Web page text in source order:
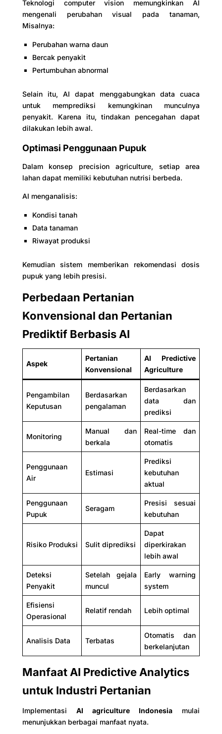
Teknologi computer vision memungkinkan AI
mengenali perubahan visual pada tanaman,
Misalnya:
Perubahan warna daun
Bercak penyakit
Pertumbuhan abnormal
Selain itu, AI dapat menggabungkan data cuaca
untuk memprediksi kemungkinan munculnya
penyakit. Karena itu, tindakan pencegahan dapat
dilakukan lebih awal.
Optimasi Penggunaan Pupuk
Dalam konsep precision agriculture, setiap area
lahan dapat memiliki kebutuhan nutrisi berbeda.
AI menganalisis:
Kondisi tanah
Data tanaman
Riwayat produksi
Kemudian sistem memberikan rekomendasi dosis
pupuk yang lebih presisi.
Perbedaan Pertanian
Konvensional dan Pertanian
Prediktif Berbasis AI
Aspek
Pertanian
Konvensional
AI Predictive
Agriculture
Pengambilan
Keputusan
Berdasarkan
pengalaman
Berdasarkan
data dan
prediksi
Monitoring
Manual dan
berkala
Real-time dan
otomatis
Penggunaan
Air
Estimasi
Prediksi
kebutuhan
aktual
Penggunaan
Pupuk
Seragam
Presisi sesuai
kebutuhan
Risiko Produksi Sulit diprediksi
Dapat
diperkirakan
lebih awal
Deteksi
Penyakit
Setelah gejala
muncul
Early warning
system
Efisiensi
Operasional
Relatif rendah Lebih optimal
Analisis Data Terbatas
Otomatis dan
berkelanjutan
Manfaat AI Predictive Analytics
untuk Industri Pertanian
Implementasi AI agriculture Indonesia mulai
menunjukkan berbagai manfaat nyata.